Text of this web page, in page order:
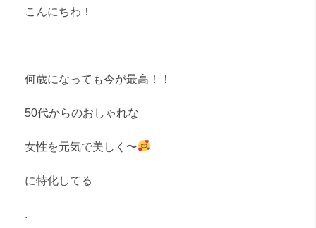
こんにちわ！
何歳になっても今が最高！！
50代からのおしゃれな
女性を元気で美しく〜
に特化してる
.